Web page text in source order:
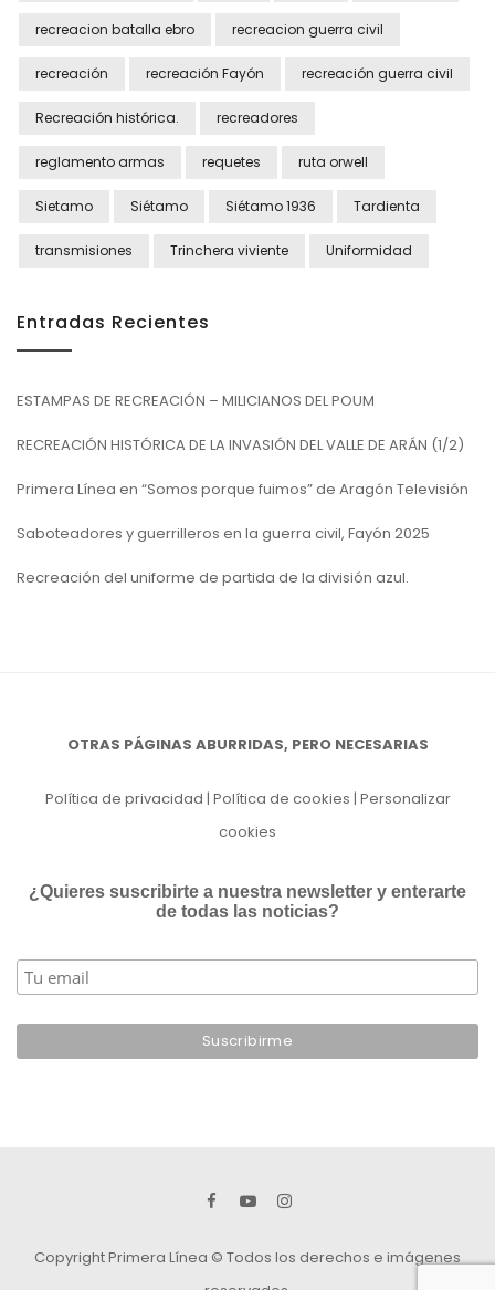
recreacion batalla ebro recreacion guerra civil
recreación recreación Fayón recreación guerra civil
Recreación histórica. recreadores
reglamento armas requetes ruta orwell
Sietamo Siétamo Siétamo 1936 Tardienta
transmisiones Trinchera viviente Uniformidad
Entradas Recientes
ESTAMPAS DE RECREACIÓN – MILICIANOS DEL POUM
RECREACIÓN HISTÓRICA DE LA INVASIÓN DEL VALLE DE ARÁN (1/2)
Primera Línea en “Somos porque fuimos” de Aragón Televisión
Saboteadores y guerrilleros en la guerra civil, Fayón 2025
Recreación del uniforme de partida de la división azul.
OTRAS PÁGINAS ABURRIDAS, PERO NECESARIAS
Política de privacidad | Política de cookies | Personalizar
cookies
¿Quieres suscribirte a nuestra newsletter y enterarte
de todas las noticias?
Copyright Primera Línea © Todos los derechos e imágenes